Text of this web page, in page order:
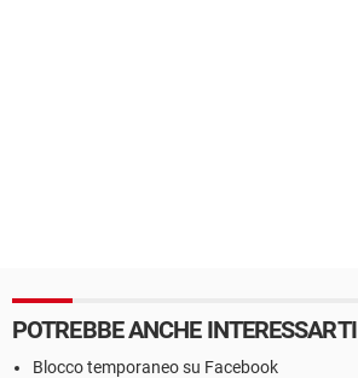
POTREBBE ANCHE INTERESSARTI
Blocco temporaneo su Facebook